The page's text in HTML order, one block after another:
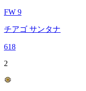
FW 9
チアゴ サンタナ
618
2